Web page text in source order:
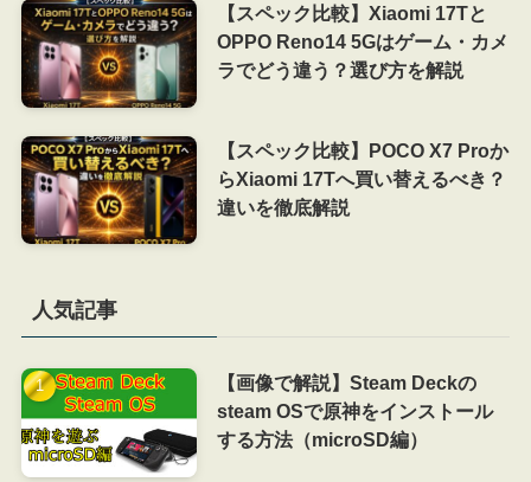
【スペック比較】Xiaomi 17Tと
OPPO Reno14 5Gはゲーム・カメ
ラでどう違う？選び方を解説
【スペック比較】POCO X7 Proか
らXiaomi 17Tへ買い替えるべき？
違いを徹底解説
人気記事
【画像で解説】Steam Deckの
steam OSで原神をインストール
する方法（microSD編）